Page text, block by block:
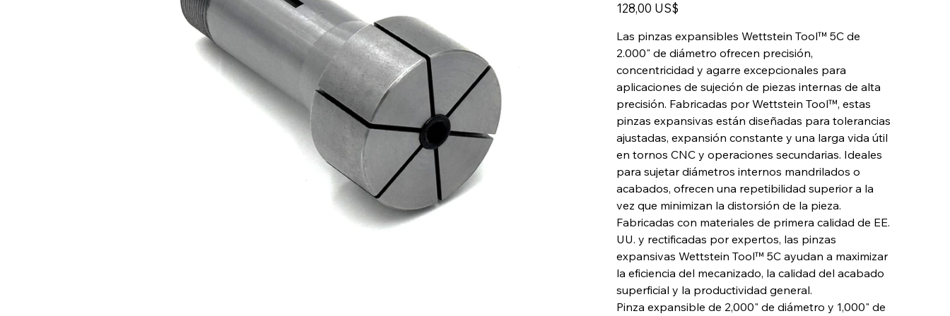
2000-
1000
Precio
128,00 US$
Las pinzas expansibles Wettstein Tool™ 5C de
2.000" de diámetro ofrecen precisión,
concentricidad y agarre excepcionales para
aplicaciones de sujeción de piezas internas de alta
precisión. Fabricadas por Wettstein Tool™, estas
pinzas expansivas están diseñadas para tolerancias
ajustadas, expansión constante y una larga vida útil
en tornos CNC y operaciones secundarias. Ideales
para sujetar diámetros internos mandrilados o
acabados, ofrecen una repetibilidad superior a la
vez que minimizan la distorsión de la pieza.
Fabricadas con materiales de primera calidad de EE.
UU. y rectificadas por expertos, las pinzas
expansivas Wettstein Tool™ 5C ayudan a maximizar
la eficiencia del mecanizado, la calidad del acabado
superficial y la productividad general.
Pinza expansible de 2,000" de diámetro y 1,000" de